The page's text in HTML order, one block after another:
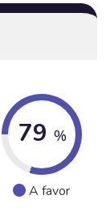
79 %
A favor